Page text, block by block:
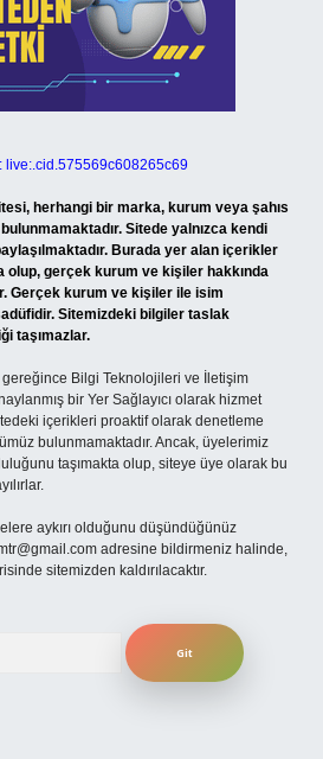
live:.cid.575569c608265c69
herhangi bir marka, kurum veya şahıs
Sitede yalnızca kendi
Burada yer alan içerikler
olup, gerçek kurum ve kişiler hakkında
Gerçek kurum ve kişiler ile isim
Sitemizdeki bilgiler taslak
taşımazlar.
gereğince Bilgi Teknolojileri ve İletişim
bir Yer Sağlayıcı olarak hizmet
içerikleri proaktif olarak denetleme
bulunmamaktadır. Ancak, üyelerimiz
taşımakta olup, siteye üye olarak bu
aykırı olduğunu düşündüğünüz
adresine bildirmeniz halinde,
sitemizden kaldırılacaktır.